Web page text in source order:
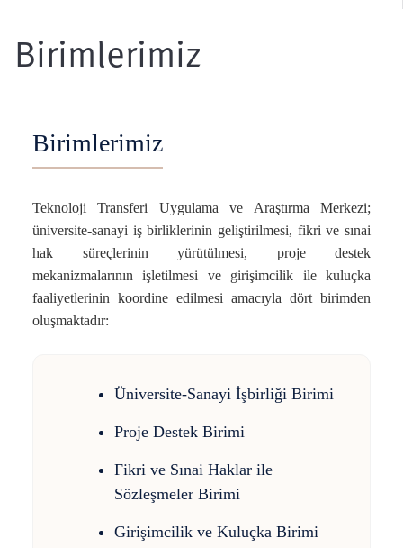
Birimlerimiz
Birimlerimiz
Teknoloji Transferi Uygulama ve Araştırma Merkezi;
üniversite-sanayi iş birliklerinin geliştirilmesi, fikri ve sınai
hak süreçlerinin yürütülmesi, proje destek
mekanizmalarının işletilmesi ve girişimcilik ile kuluçka
faaliyetlerinin koordine edilmesi amacıyla dört birimden
oluşmaktadır:
Üniversite-Sanayi İşbirliği Birimi
Proje Destek Birimi
Fikri ve Sınai Haklar ile
Sözleşmeler Birimi
Girişimcilik ve Kuluçka Birimi